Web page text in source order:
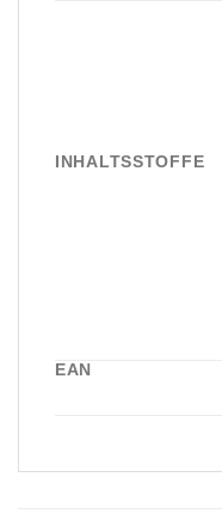
INHALTSSTOFFE
EAN